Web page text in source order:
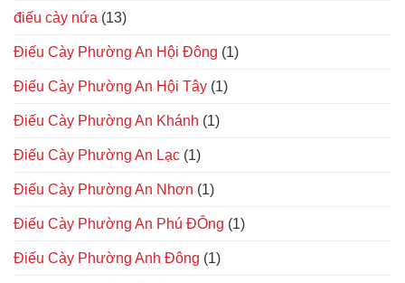
điếu cày nứa (13)
Điếu Cày Phường An Hội Đông (1)
Điếu Cày Phường An Hội Tây (1)
Điếu Cày Phường An Khánh (1)
Điếu Cày Phường An Lạc (1)
Điếu Cày Phường An Nhơn (1)
Điếu Cày Phường An Phú ĐÔng (1)
Điếu Cày Phường Anh Đông (1)